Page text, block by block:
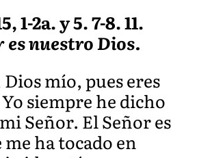
1-2a. y 5. 7-8. 11.
es nuestro Dios.
mío, pues eres
siempre he dicho
Señor. El Señor es
ha tocado en